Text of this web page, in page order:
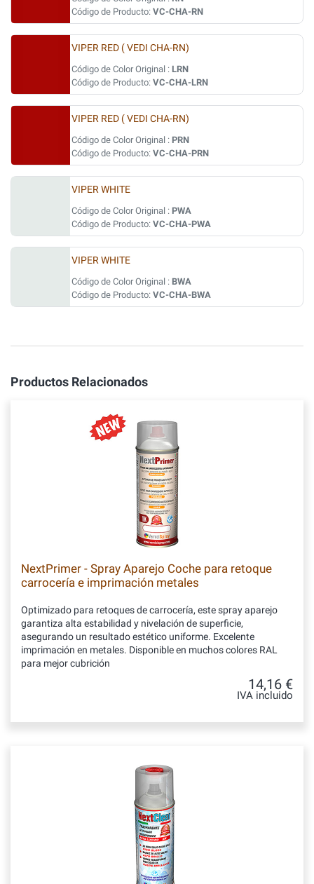
Código de Producto: VC-CHA-RN
VIPER RED ( VEDI CHA-RN)
Código de Color Original : LRN
Código de Producto: VC-CHA-LRN
VIPER RED ( VEDI CHA-RN)
Código de Color Original : PRN
Código de Producto: VC-CHA-PRN
VIPER WHITE
Código de Color Original : PWA
Código de Producto: VC-CHA-PWA
VIPER WHITE
Código de Color Original : BWA
Código de Producto: VC-CHA-BWA
Productos Relacionados
NextPrimer - Spray Aparejo Coche para retoque
carrocería e imprimación metales
Optimizado para retoques de carrocería, este spray aparejo
garantiza alta estabilidad y nivelación de superficie,
asegurando un resultado estético uniforme. Excelente
imprimación en metales. Disponible en muchos colores RAL
para mejor cubrición
14,16 €
IVA incluido